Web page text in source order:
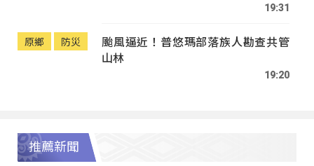
19:31
原鄉 防災
颱風逼近！普悠瑪部落族人勘查共管
山林
19:20
推薦新聞